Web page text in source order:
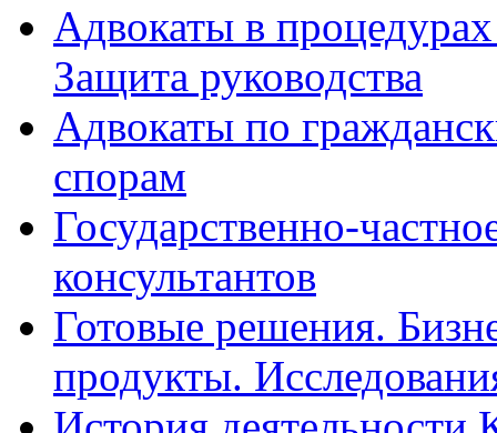
Адвокаты в
Защита руководства
Адвокаты по
спорам
Государственно-
консультантов
Готовые решения.
продукты.